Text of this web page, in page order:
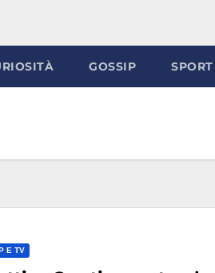
GOSSIP SPORT
E TV